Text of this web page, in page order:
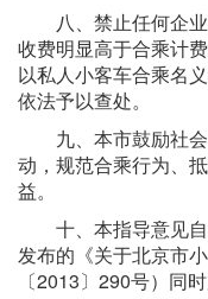
八、禁止任何企业
收费明显高于合乘计
以私人小客车合乘名
依法予以查处。
九、本市鼓励社会
动，规范合乘行为、
益。
十、本指导意见自
发布的《关于北京市
〔2013〕290号）同时